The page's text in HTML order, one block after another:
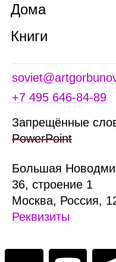
Дома
Книги
+7 495 646‑84‑89
Запрещённые
PowerPoint
Большая
36, строение 1
Москва, Россия,
Реквизиты